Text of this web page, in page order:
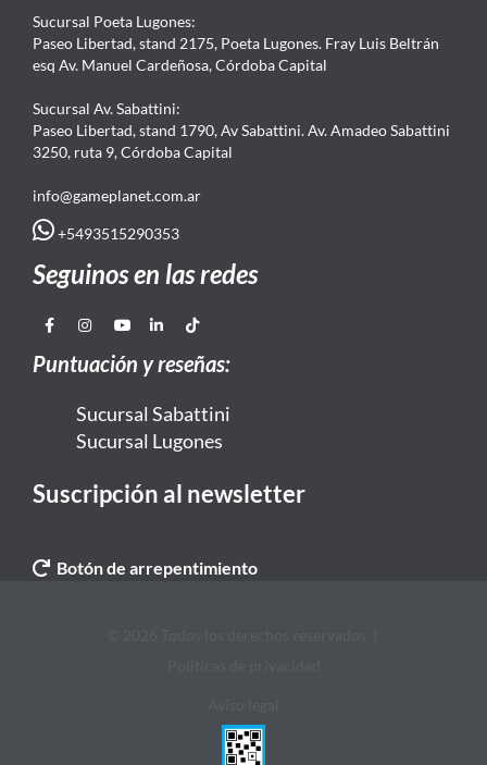
Sucursal Poeta Lugones:
Paseo Libertad, stand 2175, Poeta Lugones. Fray Luis Beltrán
esq Av. Manuel Cardeñosa, Córdoba Capital
Sucursal Av. Sabattini:
Paseo Libertad, stand 1790, Av Sabattini. Av. Amadeo Sabattini
3250, ruta 9, Córdoba Capital
info@gameplanet.com.ar
+5493515290353
Seguinos en las redes
Puntuación y reseñas:
Sucursal Sabattini
Sucursal Lugones
Suscripción al newsletter
Botón de arrepentimiento